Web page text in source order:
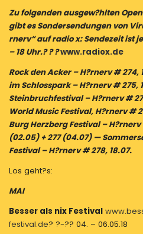
und
Zu folgenden ausgew?hlten
gibt es Sondersendungen von
rnerv“ auf radio x: Sendezeit ist
– 18 Uhr.? ? ?www.radiox.de
Rock den Acker – H?rnerv # 274,
im Schlosspark – H?rnerv # 275,
Steinbruchfestival – H?rnerv #
World Music Festival, H?rnerv #
Burg Herzberg Festival – H?rnerv
(02.05) + 277 (04.07) —
Festival – H?rnerv # 278, 18.07.
Los geht?s:
MAI
Besser als nix Festival
festival.de? ?-?? 04. – 06.05.18